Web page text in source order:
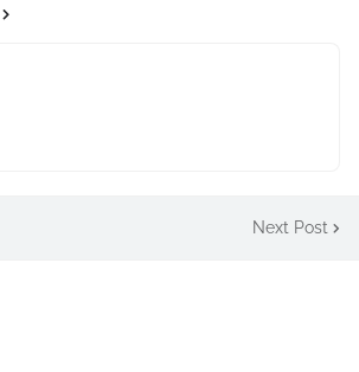
Next Post